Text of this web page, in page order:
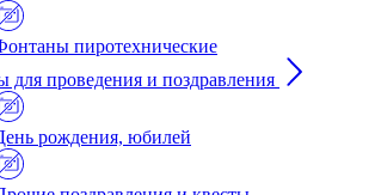
пиротехнические
для проведения и поздравления
рождения, юбилей